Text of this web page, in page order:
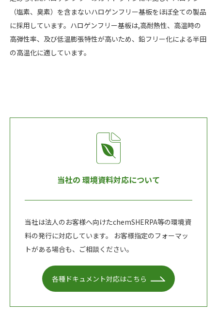
（塩素、臭素）を含まないハロゲンフリー基板をほぼ全ての製品
に採用しています。ハロゲンフリー基板は,高耐熱性、高温時の
高弾性率、及び低温膨張特性が高いため、鉛フリー化による半田
の高温化に適しています。
当社の 環境資料対応について
当社は法人のお客様へ向けたchemSHERPA等の環境資
料の発行に対応しています。 お客様指定のフォーマッ
トがある場合も、ご相談ください。
各種ドキュメント対応はこちら